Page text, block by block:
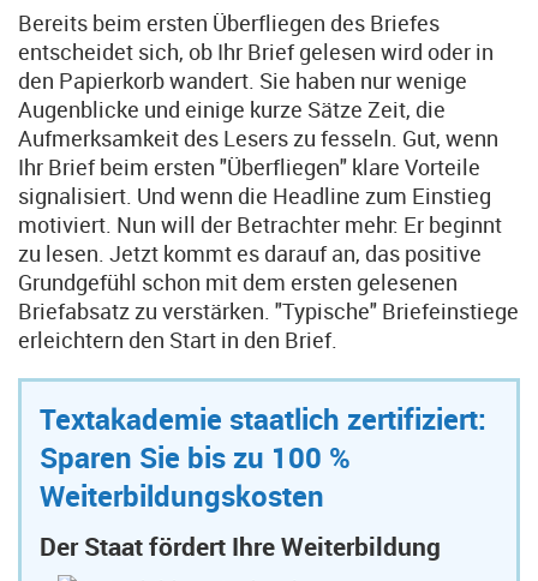
Bereits beim ersten Überfliegen des Briefes
entscheidet sich, ob Ihr Brief gelesen wird oder in
den Papierkorb wandert. Sie haben nur wenige
Augenblicke und einige kurze Sätze Zeit, die
Aufmerksamkeit des Lesers zu fesseln. Gut, wenn
Ihr Brief beim ersten "Überfliegen" klare Vorteile
signalisiert. Und wenn die Headline zum Einstieg
motiviert. Nun will der Betrachter mehr: Er beginnt
zu lesen. Jetzt kommt es darauf an, das positive
Grundgefühl schon mit dem ersten gelesenen
Briefabsatz zu verstärken. "Typische" Briefeinstiege
erleichtern den Start in den Brief.
Textakademie staatlich zertifiziert:
Sparen Sie bis zu 100 %
Weiterbildungskosten
Der Staat fördert Ihre Weiterbildung